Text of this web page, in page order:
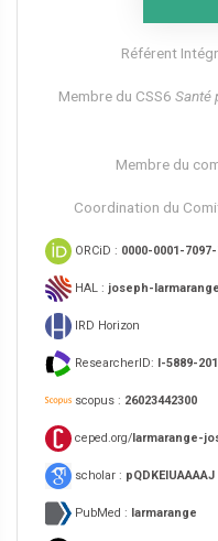
Référent
Membre du CSS6​ Santé
Membre du
Coordination du
ORCiD : 0000-0001-
HAL : joseph-larmarange
IRD Horizon
ResearcherID: I-5889-
scopus : 26023442300
ceped.org/larmarange-
scholar : pQDKEIUAAAAJ
PubMed : larmarange